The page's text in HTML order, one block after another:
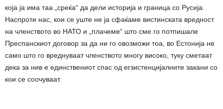
која ја има таа „среќа“ да дели историја и граница со Русија.
Наспроти нас, кои се уште не ја сфаќаме вистинската вредност
на членството во НАТО и „плачеме“ што сме го потпишале
Преспанскиот договор за да ни го овозможи тоа, во Естонија не
само што го вреднуваат членството многу високо, туку сметаат
дека за нив е единствениот спас од егзистенцијалните закани со
кои се соочуваат.